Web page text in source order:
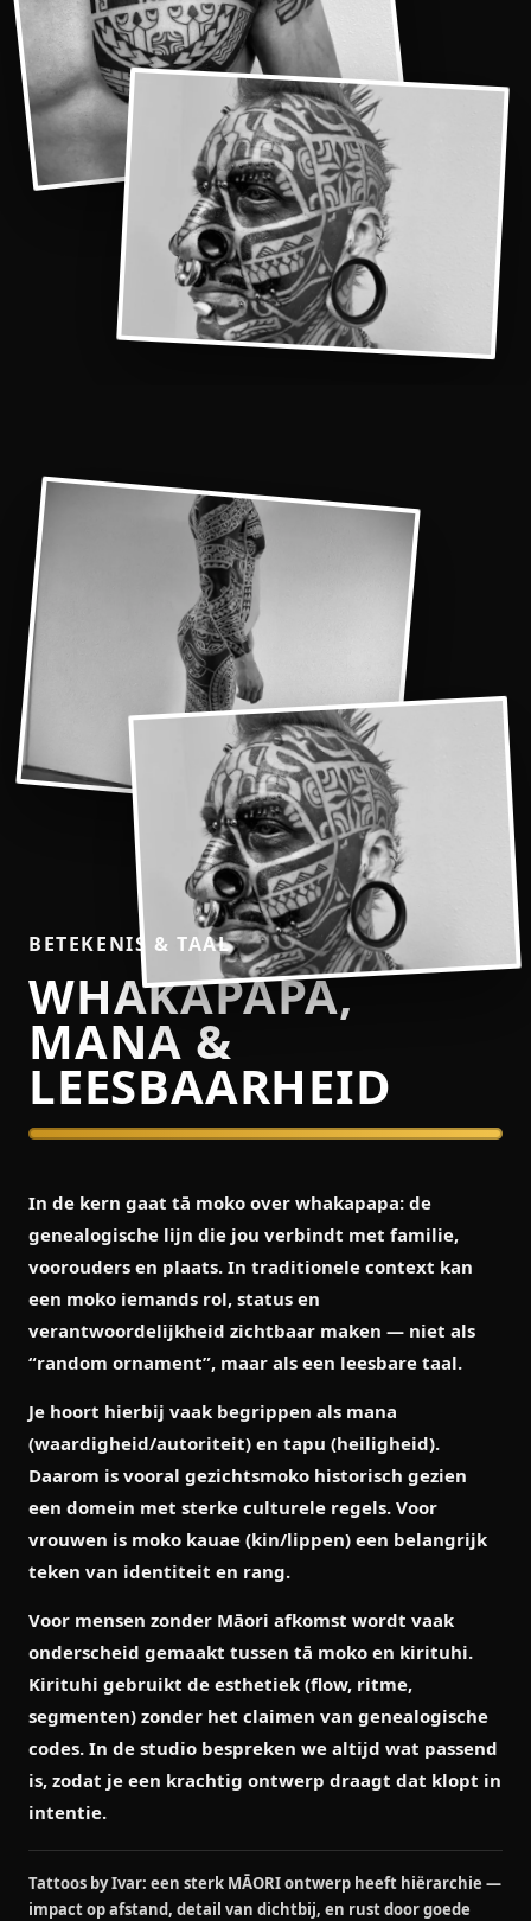
BETEKENIS & TAAL
WHAKAPAPA,
MANA &
LEESBAARHEID
In de kern gaat tā moko over whakapapa: de
genealogische lijn die jou verbindt met familie,
voorouders en plaats. In traditionele context kan
een moko iemands rol, status en
verantwoordelijkheid zichtbaar maken — niet als
“random ornament”, maar als een leesbare taal.
Je hoort hierbij vaak begrippen als mana
(waardigheid/autoriteit) en tapu (heiligheid).
Daarom is vooral gezichtsmoko historisch gezien
een domein met sterke culturele regels. Voor
vrouwen is moko kauae (kin/lippen) een belangrijk
teken van identiteit en rang.
Voor mensen zonder Māori afkomst wordt vaak
onderscheid gemaakt tussen tā moko en kirituhi.
Kirituhi gebruikt de esthetiek (flow, ritme,
segmenten) zonder het claimen van genealogische
codes. In de studio bespreken we altijd wat passend
is, zodat je een krachtig ontwerp draagt dat klopt in
intentie.
Tattoos by Ivar: een sterk MĀORI ontwerp heeft hiërarchie —
impact op afstand, detail van dichtbij, en rust door goede